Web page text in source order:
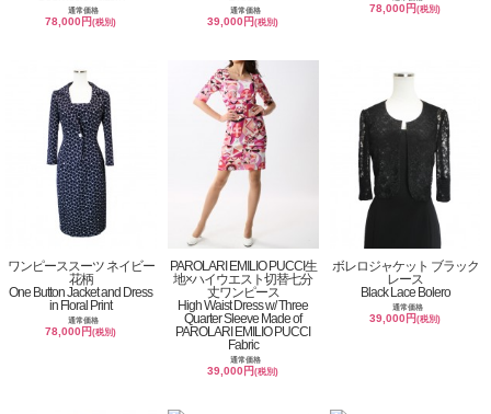
通常価格
78,000円(税別)
通常価格
39,000円(税別)
78,000円(税別)
ワンピーススーツ ネイビー
花柄
One Button Jacket and Dress
in Floral Print
通常価格
78,000円(税別)
PAROLARI EMILIO PUCCI生
地×ハイウエスト切替七分
丈ワンピース
High Waist Dress w/ Three
Quarter Sleeve Made of
PAROLARI EMILIO PUCCI
Fabric
通常価格
39,000円(税別)
ボレロジャケット ブラック
レース
Black Lace Bolero
通常価格
39,000円(税別)